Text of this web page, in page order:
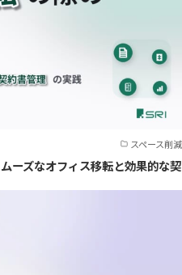
スペース削減
ーズなオフィス移転と効果的な契